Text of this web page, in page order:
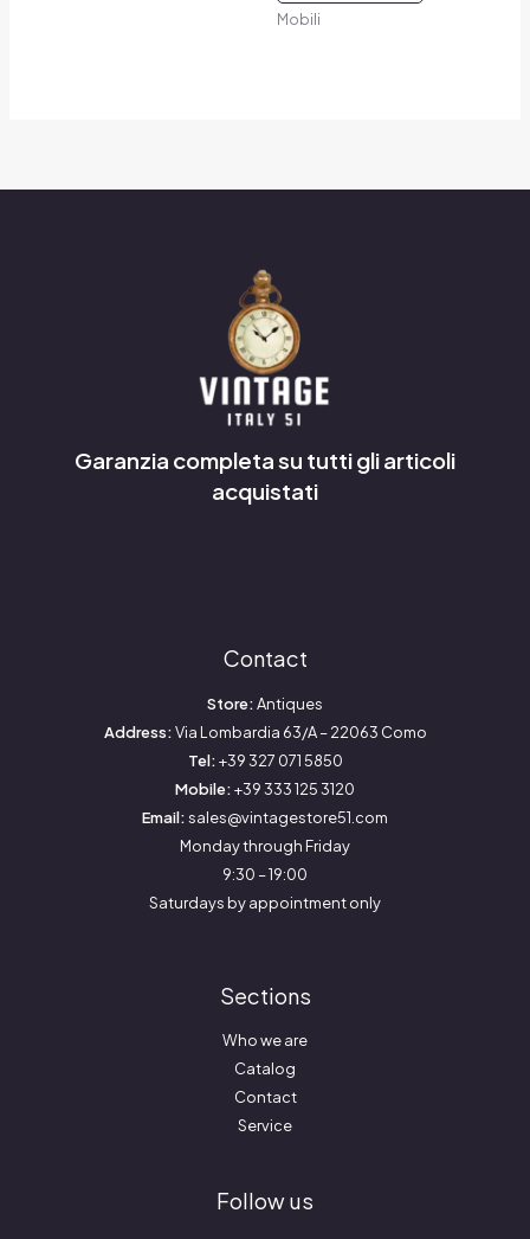
Mobili
Garanzia completa su tutti gli articoli
acquistati
Contact
Store:Antiques
Address:Via Lombardia 63/A – 22063 Como
Tel:+39 327 071 5850
Mobile:+39 333 125 3120
Email:sales@vintagestore51.com
Monday through Friday
9:30 – 19:00
Saturdays by appointment only
Sections
Who we are
Catalog
Contact
Service
Follow us